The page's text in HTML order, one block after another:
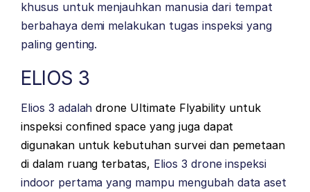
khusus untuk menjauhkan manusia dari tempat
berbahaya demi melakukan tugas inspeksi yang
paling genting.
ELIOS 3
Elios 3 adalahdrone Ultimate Flyability untuk
inspeksi confined space yang juga dapat
digunakan untuk kebutuhan survei dan pemetaan
di dalam ruang terbatas, Elios 3 drone inspeksi
indoor pertama yang mampu mengubah data aset